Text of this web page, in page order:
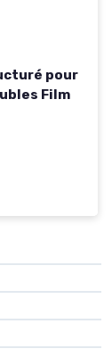
pour
Film